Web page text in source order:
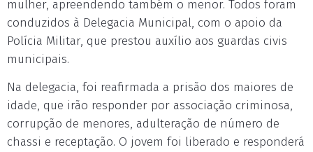
mulher, apreendendo também o menor. Todos foram
conduzidos à Delegacia Municipal, com o apoio da
Polícia Militar, que prestou auxílio aos guardas civis
municipais.
Na delegacia, foi reafirmada a prisão dos maiores de
idade, que irão responder por associação criminosa,
corrupção de menores, adulteração de número de
chassi e receptação. O jovem foi liberado e responderá